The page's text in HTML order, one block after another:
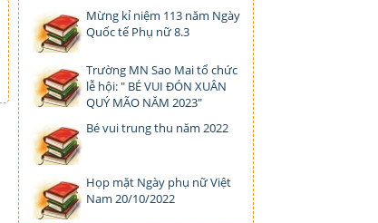
Mừng kỉ niệm 113 năm Ngày
Quốc tế Phụ nữ 8.3
Trường MN Sao Mai tổ chức
lễ hội: " BÉ VUI ĐÓN XUÂN
QUÝ MÃO NĂM 2023"
Bé vui trung thu năm 2022
Họp mặt Ngày phụ nữ Việt
Nam 20/10/2022